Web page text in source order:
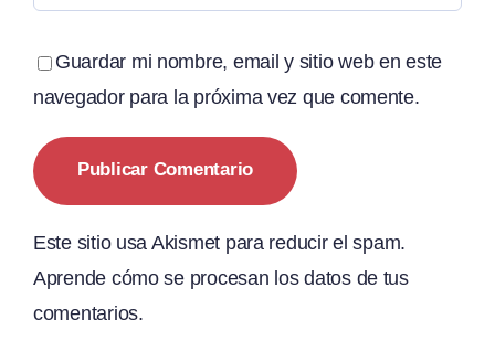
Guardar mi nombre, email y sitio web en este
navegador para la próxima vez que comente.
Este sitio usa Akismet para reducir el spam.
Aprende cómo se procesan los datos de tus
comentarios.